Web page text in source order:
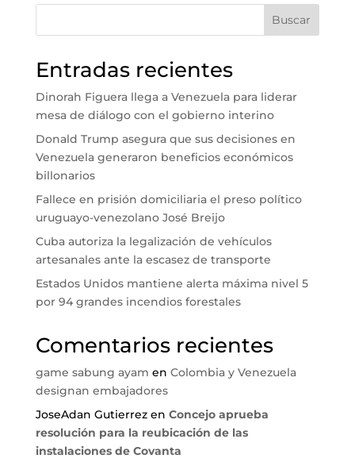
Buscar
Entradas recientes
Dinorah Figuera llega a Venezuela para liderar
mesa de diálogo con el gobierno interino
Donald Trump asegura que sus decisiones en
Venezuela generaron beneficios económicos
billonarios
Fallece en prisión domiciliaria el preso político
uruguayo-venezolano José Breijo
Cuba autoriza la legalización de vehículos
artesanales ante la escasez de transporte
Estados Unidos mantiene alerta máxima nivel 5
por 94 grandes incendios forestales
Comentarios recientes
game sabung ayam en Colombia y Venezuela
designan embajadores
JoseAdan Gutierrezen Concejo aprueba
resolución para la reubicación de las
instalaciones de Covanta